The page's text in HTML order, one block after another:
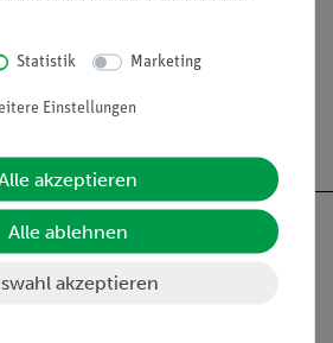
Statistik Marketing
Einstellungen
akzeptieren
Alle ablehnen
akzeptieren